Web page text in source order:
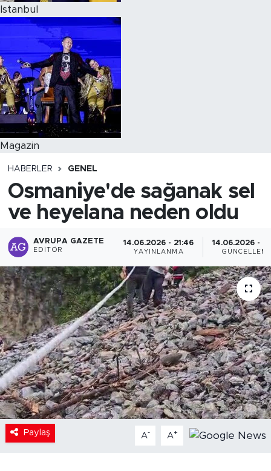
Istanbul
Magazin
HABERLER GENEL
Osmaniye'de sağanak sel
ve heyelana neden oldu
AVRUPA GAZETE
EDITÖR
14.06.2026 - 21:46
YAYINLANMA
14.06.2026 -
Paylaş A- A+